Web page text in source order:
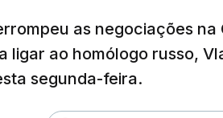
as negociações na
ligar ao homólogo russo,
segunda-feira.